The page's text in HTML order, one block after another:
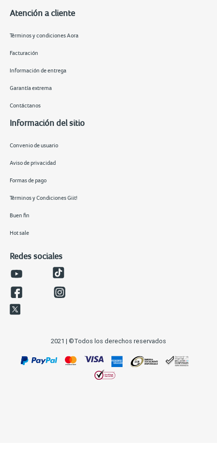
Atención a cliente
Términos y condiciones Aora
Facturación
Información de entrega
Garantía extrema
Contáctanos
Información del sitio
Convenio de usuario
Aviso de privacidad
Formas de pago
Términos y Condiciones Giit!
Buen fin
Hot sale
Redes sociales
2021 | ©Todos los derechos reservados